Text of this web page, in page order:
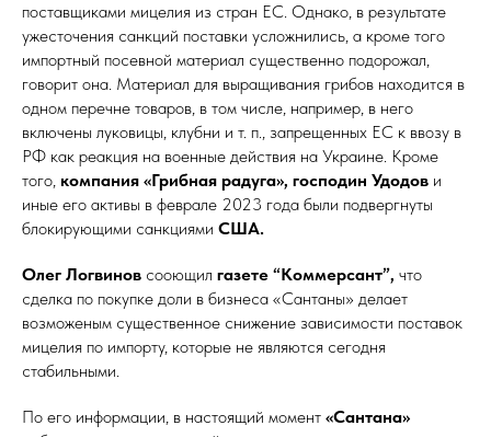
поставщиками мицелия из стран ЕС. Однако, в результате
ужесточения санкций поставки усложнились, а кроме того
импортный посевной материал существенно подорожал,
говорит она. Материал для выращивания грибов находится в
одном перечне товаров, в том числе, например, в него
включены луковицы, клубни и т. п., запрещенных ЕС к ввозу в
РФ как реакция на военные действия на Украине. Кроме
того, компания «Грибная радуга», господин Удодов и
иные его активы в феврале 2023 года были подвергнуты
блокирующими санкциями США.
Олег Логвинов сооющил газете “Коммерсант”, что
сделка по покупке доли в бизнеса «Сантаны» делает
возможеным существенное снижение зависимости поставок
мицелия по импорту, которые не являются сегодня
стабильными.
По его информации, в настоящий момент «Сантана»